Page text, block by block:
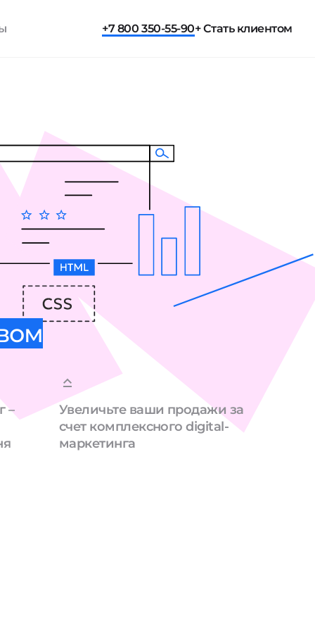
+7 800 350-55-90+ Стать клиентом
–
Увеличьте ваши продажи за
счет комплексного digital-
маркетинга